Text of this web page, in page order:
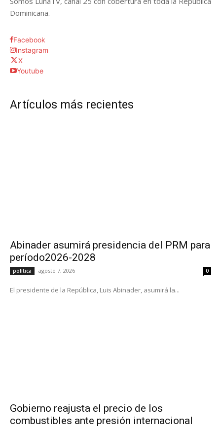
Dominicana.
Facebook
Instagram
X
Youtube
Artículos más recientes
Abinader asumirá presidencia del PRM para
período2026-2028
política agosto 7, 2026 0
El presidente de la República, Luis Abinader, asumirá la...
Gobierno reajusta el precio de los
combustibles ante presión internacional